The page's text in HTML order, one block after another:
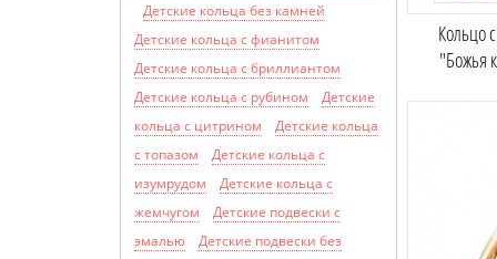
Детские кольца без камней
Детские кольца с фианитом
Детские кольца с бриллиантом
Детские кольца с рубином
Детские
кольца с цитрином
Детские кольца
с топазом
Детские кольца с
изумрудом
Детские кольца с
жемчугом
Детские подвески с
эмалью
Детские подвески без
Кольцо
"Божья